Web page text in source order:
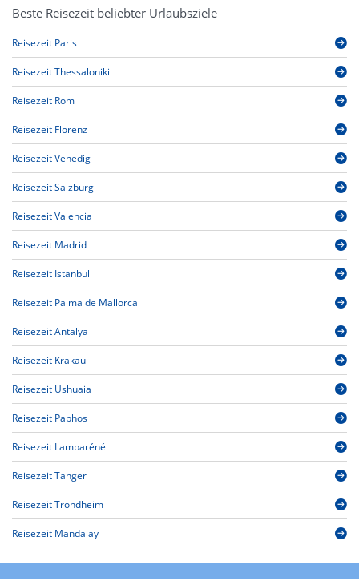
Beste Reisezeit beliebter Urlaubsziele
Reisezeit Paris
Reisezeit Thessaloniki
Reisezeit Rom
Reisezeit Florenz
Reisezeit Venedig
Reisezeit Salzburg
Reisezeit Valencia
Reisezeit Madrid
Reisezeit Istanbul
Reisezeit Palma de Mallorca
Reisezeit Antalya
Reisezeit Krakau
Reisezeit Ushuaia
Reisezeit Paphos
Reisezeit Lambaréné
Reisezeit Tanger
Reisezeit Trondheim
Reisezeit Mandalay